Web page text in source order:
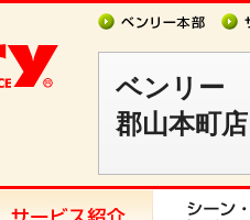
ベンリー
郡山本町店